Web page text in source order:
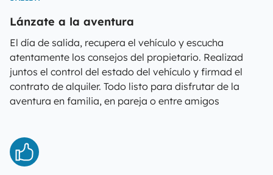
Lánzate a la aventura
El día de salida, recupera el vehículo y escucha
atentamente los consejos del propietario. Realizad
juntos el control del estado del vehículo y firmad el
contrato de alquiler. Todo listo para disfrutar de la
aventura en familia, en pareja o entre amigos